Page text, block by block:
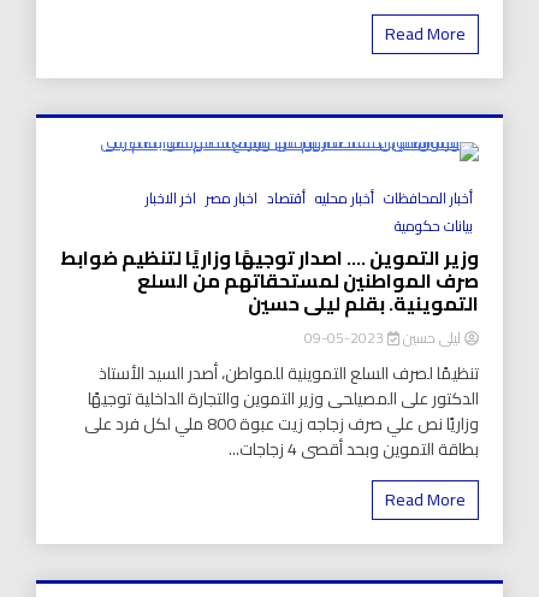
Read More
أخبار المحافظات أخبار محليه أقتصاد اخبار مصر اخر الاخبار
بيانات حكومية
وزير التموين …. اصدار توجيهًا وزاريًا لتنظيم ضوابط
صرف المواطنين لمستحقاتهم من السلع
التموينية. بقلم ليلى حسين
ليلى حسين
تنظيمًا لصرف السلع التموينية للمواطن، أصدر السيد الأستاذ
الدكتور على المصيلحى وزير التموين والتجارة الداخلية توجيهًا
وزاريًا نص علي صرف زجاجه زيت عبوة 800 ملي لكل فرد على
بطاقة التموين وبحد أقصى 4 زجاجات...
Read More